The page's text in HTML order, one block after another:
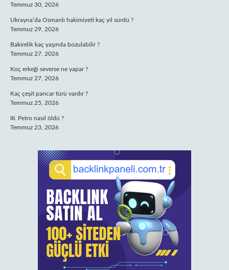
Temmuz 30, 2026
Ukrayna’da Osmanlı hakimiyeti kaç yıl sürdü ?
Temmuz 29, 2026
Bakirelik kaç yaşında bozulabilir ?
Temmuz 27, 2026
Koç erkeği severse ne yapar ?
Temmuz 27, 2026
Kaç çeşit pancar türü vardır ?
Temmuz 25, 2026
III. Petro nasıl öldü ?
Temmuz 23, 2026